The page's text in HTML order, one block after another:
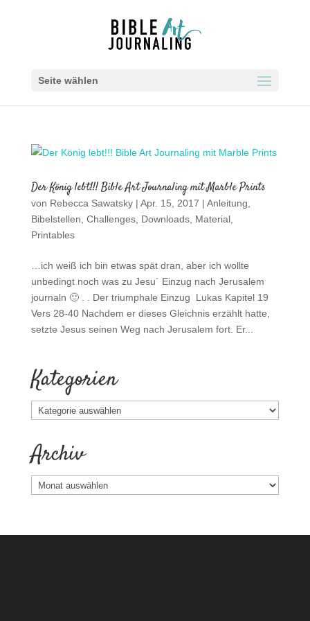
Seite wählen
Der König lebt!!! Bible Art Journaling mit Marble Prints
von Rebecca Sawatsky| Apr. 15, 2017 | Anleitung,
Bibelstellen, Challenges, Downloads, Material,
Printables
…ich weiß ich bin etwas spät dran, aber ich wollte
unbedingt noch was zu Jesu´ Einzug nach Jerusalem
journaln 🙂 . . Der triumphale Einzug Lukas Kapitel 19
Vers 28-40 Nachdem er dieses Gleichnis erzählt hatte,
setzte Jesus seinen Weg nach Jerusalem fort. Er...
Kategorien
Kategorien
Archiv
Archiv